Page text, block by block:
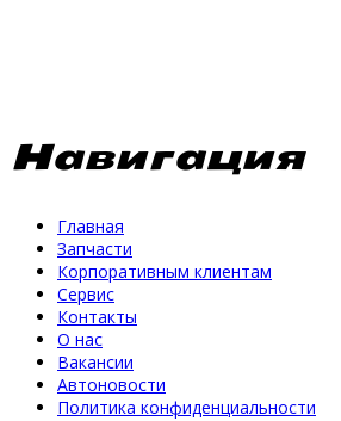
Навигация
Главная
Запчасти
Корпоративным клиентам
Сервис
Контакты
О нас
Вакансии
Автоновости
Политика конфиденциальности